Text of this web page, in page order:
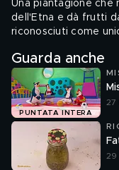
Una piantagione che
dell'Etna e dà frutti
riconosciuti come
Guarda anche
PUNTATA INTERA
29